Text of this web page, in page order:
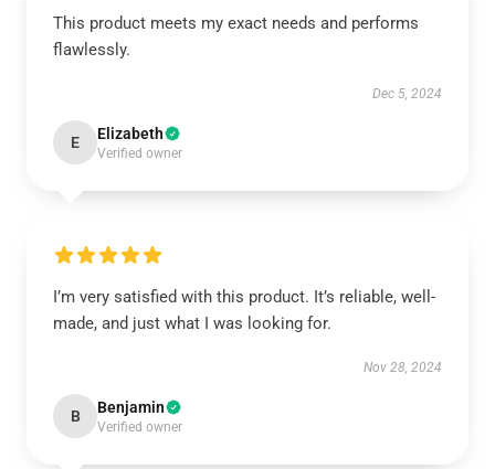
This product meets my exact needs and performs
flawlessly.
Dec 5, 2024
E Elizabeth
Verified owner
I’m very satisfied with this product. It’s reliable, well-
made, and just what I was looking for.
Nov 28, 2024
B Benjamin
Verified owner